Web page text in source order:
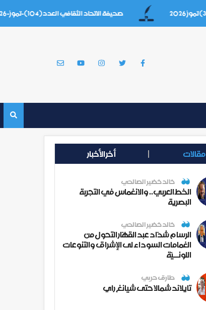
صحيفة الاتحاد الثقافي العدد(104)-تموز-2026
مقالات أخر الأخبار
خالد خضير الصالحي
الخط العربي.. والانغماس في التجربة
البصرية
خالد خضير الصالحي
الرسام شدّاد عبد القهّار التحول من
الغمامات السوداء لى الإشراق والتنوعات
اللونــيّة
طارق حربي
تايلاند شمالا حتى شيانغ راي